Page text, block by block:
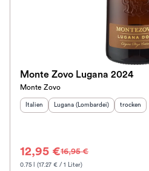
Monte Zovo Lugana 2024
Monte Zovo
Herkunftsland:
Italien Herkunftsregion:
Lugana (Lombardei) Geschmack
trocken
12,95 €16,95 €
0.75 l (17.27 € / 1 Liter)